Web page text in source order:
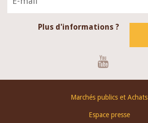
Plus d'informations ?
Marchés publics et Achats
Espace presse